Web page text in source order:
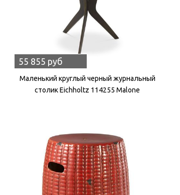
55 855 руб
Маленький круглый черный журнальный
столик Eichholtz 114255 Malone